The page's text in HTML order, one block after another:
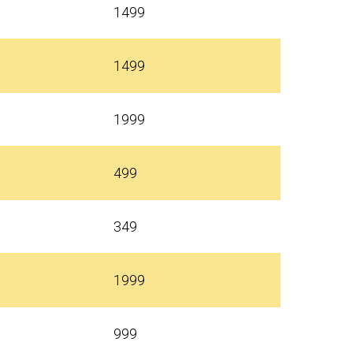
1499
1499
1999
499
349
1999
999